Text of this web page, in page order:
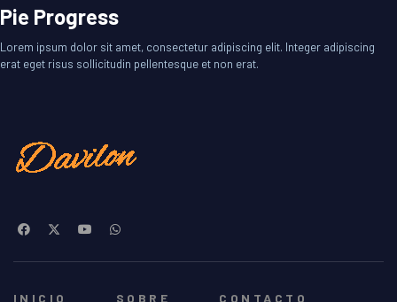
Pie Progress
Lorem ipsum dolor sit amet, consectetur adipiscing elit. Integer adipiscing
erat eget risus sollicitudin pellentesque et non erat.
INICIO SOBRE
CONTACTO